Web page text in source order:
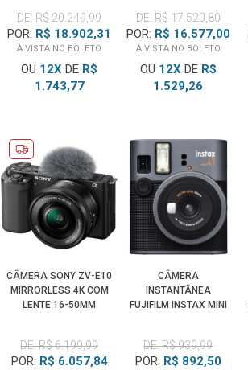
DE: R$ 20.249,99
POR: R$ 18.902,31
À VISTA NO BOLETO
OU 12X DE R$
1.743,77
DE: R$ 17.520,80
POR: R$ 16.577,00
À VISTA NO BOLETO
OU 12XDE R$
1.529,26
CÂMERA SONY ZV-E10
MIRRORLESS 4K COM
LENTE 16-50MM
DE: R$ 6.199,99
POR: R$ 6.057,84
CÂMERA
INSTANTÂNEA
FUJIFILM INSTAX MINI
DE: R$ 939,99
POR: R$ 892,50